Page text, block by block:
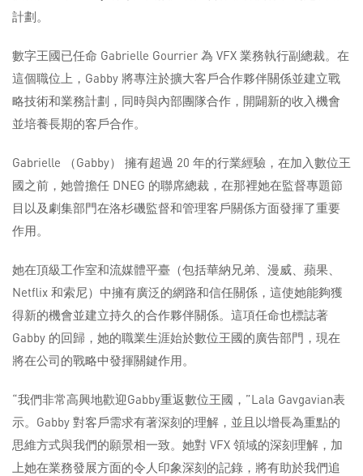
計劃。
數字王國已任命 Gabrielle Gourrier 為 VFX 業務執行副總裁。在
這個職位上，Gabby 將專注於擴大客戶合作夥伴關係並建立戰
略技術和業務計劃，同時與內部團隊合作，開闢新的收入機會
並培養長期的客戶合作。
Gabrielle （Gabby） 擁有超過 20 年的行業經驗，在加入數位王
國之前，她曾擔任 DNEG 的聯席總裁，在那裡她在監督專題節
目以及劇集部門在洛杉磯監督和管理客戶關係方面發揮了重要
作用。
她在頂級工作室和流媒體平臺（包括華納兄弟、漫威、蘋果、
Netflix 和索尼）中擁有廣泛的網路和信任關係，這使她能夠獲
得新的機會並建立持久的合作夥伴關係。這項任命也標誌著
Gabby 的回歸，她的職業生涯始於數位王國的廣告部門，現在
將在公司的戰略中發揮關鍵作用。
“我們非常高興地歡迎Gabby重返數位王國，”Lala Gavgavian表
示。Gabby 對客戶需求有著深刻的理解，並且以增長為重點的
思維方式與我們的願景相一致。她對 VFX 領域的深刻理解，加
上她在業務發展方面的令人印象深刻的記錄，將有助於我們追